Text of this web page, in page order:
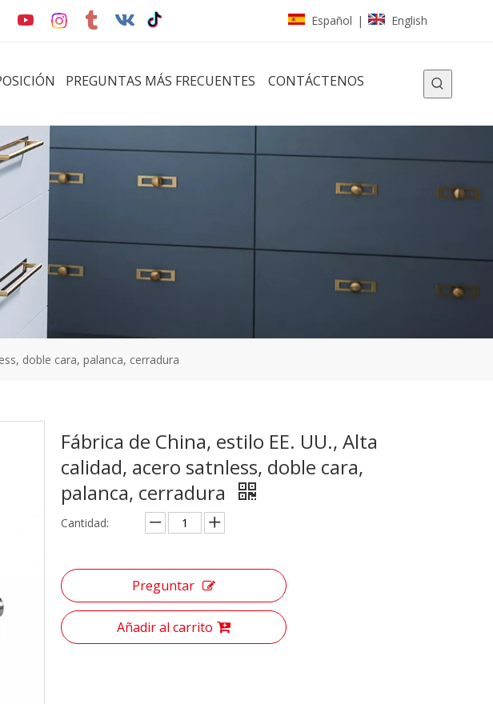
Español | English
PREGUNTAS MÁS FRECUENTES CONTÁCTENOS
doble cara, palanca, cerradura
Fábrica de China, estilo EE. UU., Alta
calidad, acero satnless, doble cara,
palanca, cerradura
Cantidad:
Preguntar
Añadir al carrito